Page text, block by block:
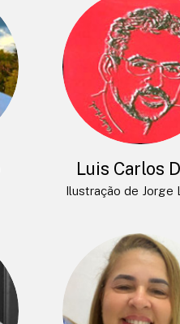
Luis Carlos
Ilustração de Jorge